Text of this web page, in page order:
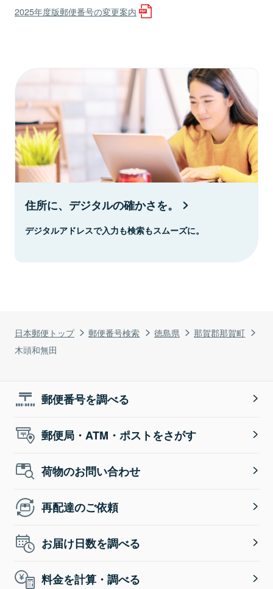
日本郵便トップ 郵便番号検索 徳島県
那賀郡那賀町
木頭和無田
2025年度版郵便番号の変更案内
住所に、デジタルの確かさを。
デジタルアドレスで入力も検索もスムーズに。
郵便番号を調べる
郵便局・ATM・ポストをさがす
荷物のお問い合わせ
再配達のご依頼
お届け日数を調べる
料金を計算・調べる